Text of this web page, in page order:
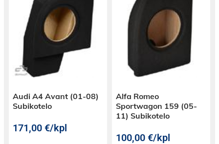
Audi A4 Avant (01-08)
Subikotelo
171,00€/kpl
Alfa Romeo
Sportwagon 159 (05-
11) Subikotelo
100,00€/kpl